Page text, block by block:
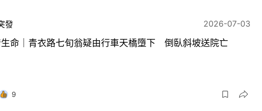
發 2026-07-03
命｜青衣路七旬翁疑由行車天橋墮下 倒臥斜坡送院亡
9